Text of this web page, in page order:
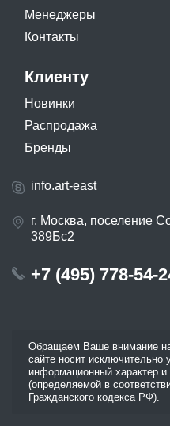
Менеджеры
Контакты
Клиенту
Новинки
Распродажа
Бренды
info.art-east
г. Москва, поселение
389Бс2
+7 (495) 778-54-
Обращаем Ваше внимание
сайте носит исключительно
информационный характер
(определяемой в
Гражданского кодекса РФ).